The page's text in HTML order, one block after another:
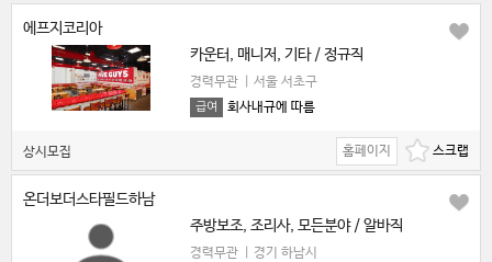
에프지코리아
카운터, 매니저, 기타 / 정규직
경력무관 서울 서초구
급여 회사내규에 따름
상시모집 홈페이지
온더보더스타필드하남
주방보조, 조리사, 모든분야 / 알바직
경력무관 경기 하남시